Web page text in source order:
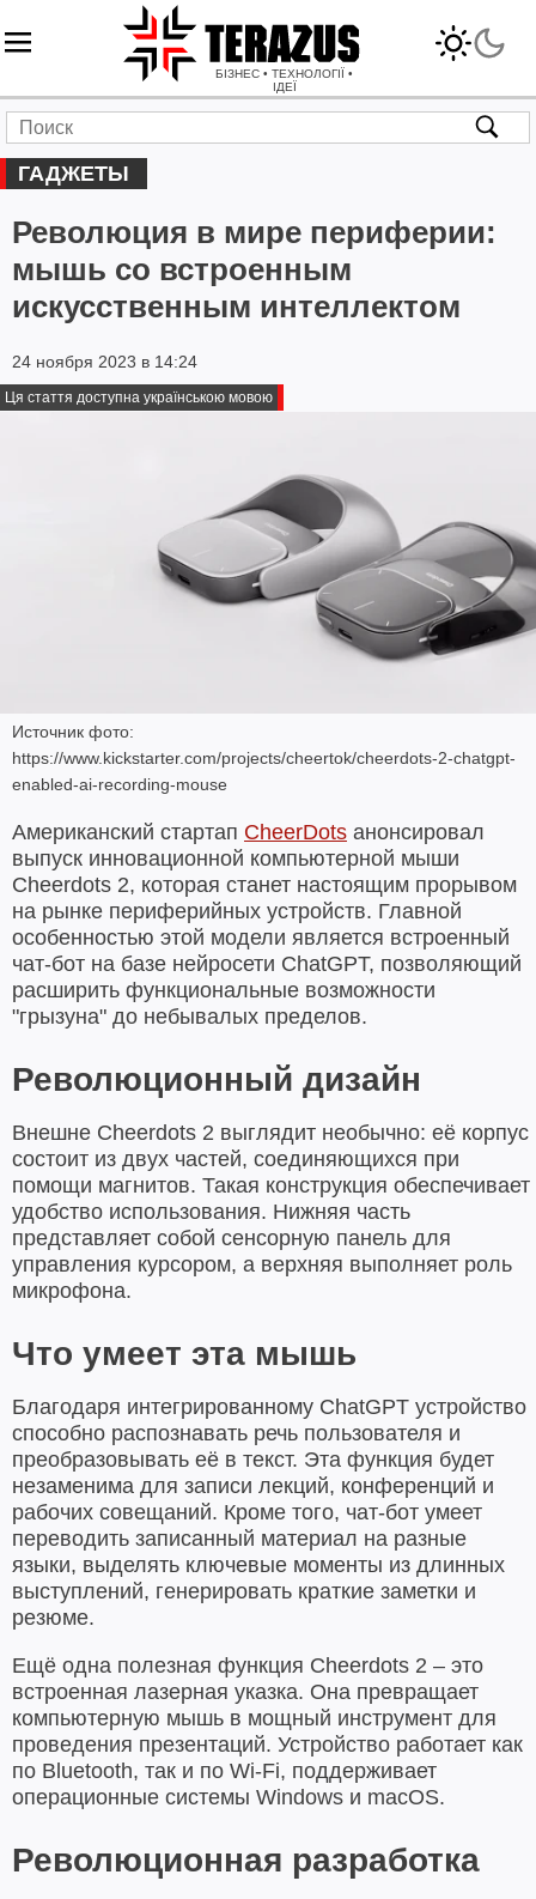
БІЗНЕС • ТЕХНОЛОГІЇ •
ІДЕЇ
ГАДЖЕТЫ
Революция в мире периферии:
мышь со встроенным
искусственным интеллектом
24 ноября 2023 в 14:24
Ця стаття доступна українською мовою
Источник фото:
https://www.kickstarter.com/projects/cheertok/cheerdots-2-chatgpt-
enabled-ai-recording-mouse
Американский стартап CheerDots анонсировал
выпуск инновационной компьютерной мыши
Cheerdots 2, которая станет настоящим прорывом
на рынке периферийных устройств. Главной
особенностью этой модели является встроенный
чат-бот на базе нейросети ChatGPT, позволяющий
расширить функциональные возможности
"грызуна" до небывалых пределов.
Революционный дизайн
Внешне Cheerdots 2 выглядит необычно: её корпус
состоит из двух частей, соединяющихся при
помощи магнитов. Такая конструкция обеспечивает
удобство использования. Нижняя часть
представляет собой сенсорную панель для
управления курсором, а верхняя выполняет роль
микрофона.
Что умеет эта мышь
Благодаря интегрированному ChatGPT устройство
способно распознавать речь пользователя и
преобразовывать её в текст. Эта функция будет
незаменима для записи лекций, конференций и
рабочих совещаний. Кроме того, чат-бот умеет
переводить записанный материал на разные
языки, выделять ключевые моменты из длинных
выступлений, генерировать краткие заметки и
резюме.
Ещё одна полезная функция Cheerdots 2 – это
встроенная лазерная указка. Она превращает
компьютерную мышь в мощный инструмент для
проведения презентаций. Устройство работает как
по Bluetooth, так и по Wi-Fi, поддерживает
операционные системы Windows и macOS.
Революционная разработка